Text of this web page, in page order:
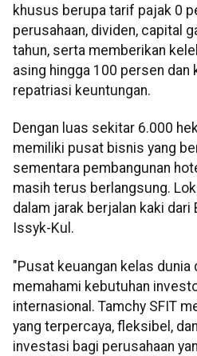
khusus berupa tarif pajak 0
perusahaan, dividen, capital
tahun, serta memberikan
asing hingga 100 persen dan
repatriasi keuntungan.
Dengan luas sekitar 6.000
memiliki pusat bisnis yang
sementara pembangunan
masih terus berlangsung.
dalam jarak berjalan kaki dari
Issyk-Kul.
"Pusat keuangan kelas dunia
memahami kebutuhan
internasional. Tamchy SFIT
yang terpercaya, fleksibel,
investasi bagi perusahaan